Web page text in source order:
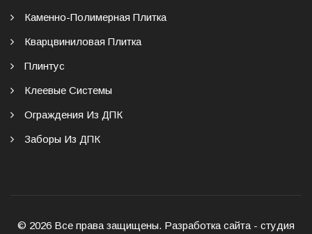
Каменно-Полимерная Плитка
Кварцвиниловая Плитка
Плинтус
Клеевые Системы
Ограждения Из ДПК
Заборы Из ДПК
© 2026 Все права защищены. Разработка сайта - студия